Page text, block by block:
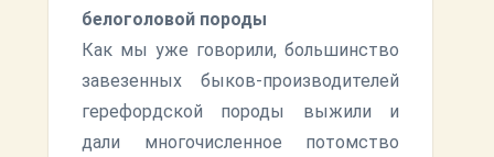
белоголовой породы
Как мы уже говорили, большинство
завезенных быков-производителей
герефордской породы выжили и
дали многочисленное потомство